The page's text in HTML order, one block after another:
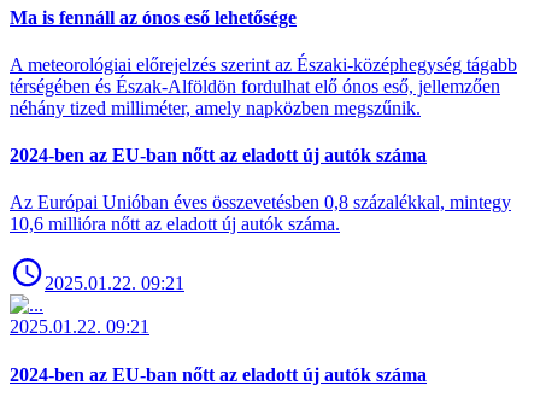
Ma is fennáll az ónos eső lehetősége
A meteorológiai előrejelzés szerint az Északi-középhegység tágabb
térségében és Észak-Alföldön fordulhat elő ónos eső, jellemzően
néhány tized milliméter, amely napközben megszűnik.
2024-ben az EU-ban nőtt az eladott új autók száma
Az Európai Unióban éves összevetésben 0,8 százalékkal, mintegy
10,6 millióra nőtt az eladott új autók száma.
2025.01.22. 09:21
2025.01.22. 09:21
2024-ben az EU-ban nőtt az eladott új autók száma